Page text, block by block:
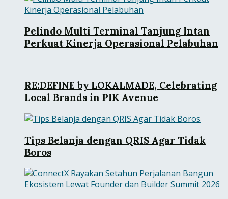
Pelindo Multi Terminal Tanjung Intan
Perkuat Kinerja Operasional Pelabuhan
RE:DEFINE by LOKALMADE, Celebrating
Local Brands in PIK Avenue
Tips Belanja dengan QRIS Agar Tidak
Boros